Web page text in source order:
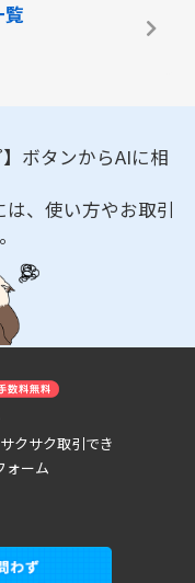
覧
ボタンからAIに相
は、使い方やお取引
クサク取引でき
ォーム